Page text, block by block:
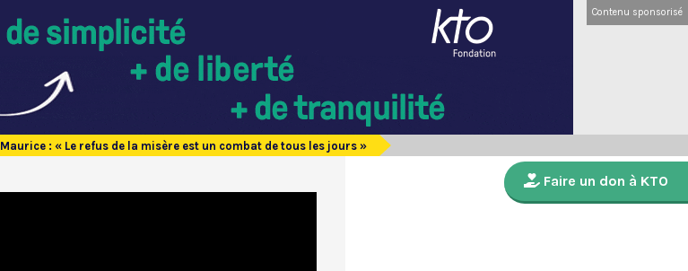
Contenu sponsorisé
Maurice : « Le refus de la misère est un combat de tous les jours »
Faire un don à KTO